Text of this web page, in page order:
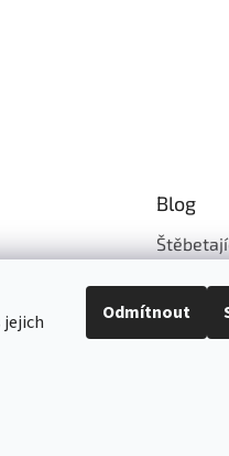
Odmítnout
Blog
Šijeme z
ARCHIV